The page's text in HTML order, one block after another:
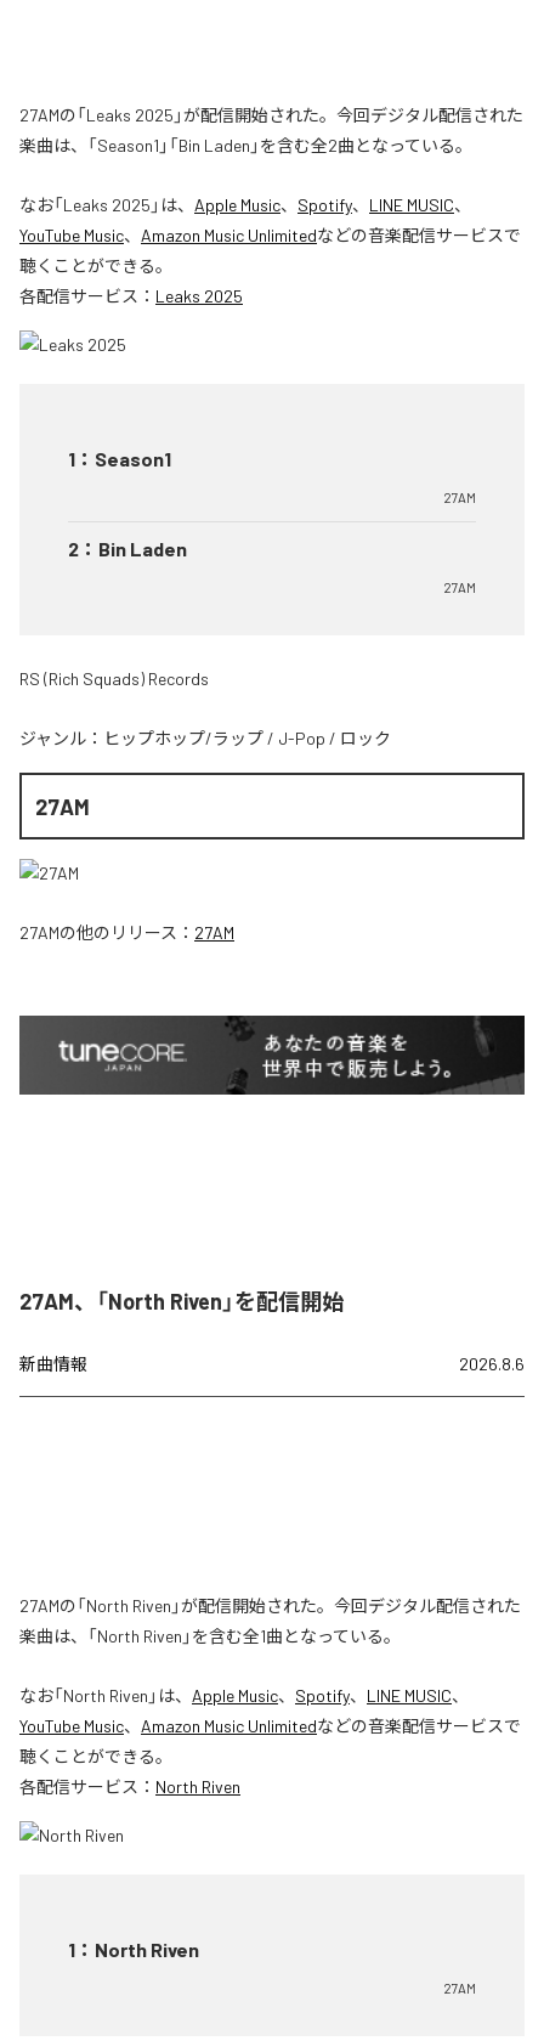
27AMの「Leaks 2025」が配信開始された。今回デジタル配信された
楽曲は、「Season1」「Bin Laden」を含む全2曲となっている。
なお「Leaks 2025 」は、 Apple Music、 Spotify、 LINE MUSIC、
YouTube Music、 Amazon Music Unlimitedなどの音楽配信サービスで
聴くことができる。
各配信サービス： Leaks 2025
1 ： Season1
27AM
2 ： Bin Laden
27AM
RS (Rich Squads) Records
ジャンル： ヒップホップ/ラップ / J-Pop / ロック
27AM
27AMの他のリリース： 27AM
27AM、「North Riven」を配信開始
新曲情報 2026.8.6
27AMの「North Riven」が配信開始された。今回デジタル配信された
楽曲は、「North Riven」を含む全1曲となっている。
なお「North Riven 」は、 Apple Music、 Spotify、 LINE MUSIC、
YouTube Music、 Amazon Music Unlimitedなどの音楽配信サービスで
聴くことができる。
各配信サービス： North Riven
1 ： North Riven
27AM